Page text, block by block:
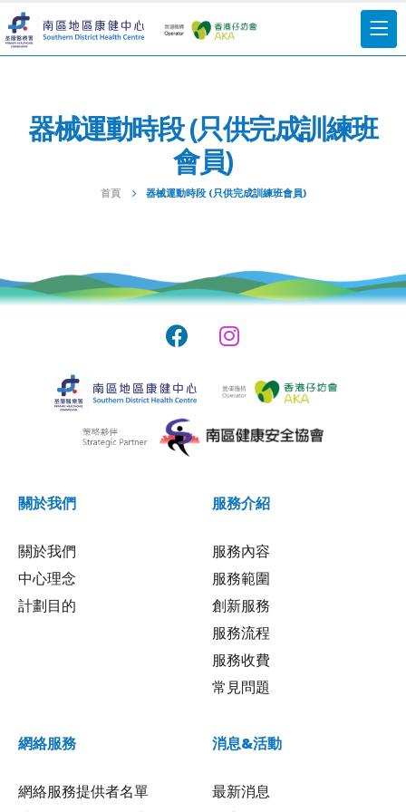
器械運動時段 (只供完成訓練班
會員)
首頁 器械運動時段 (只供完成訓練班會員)
關於我們
關於我們
中心理念
計劃目的
服務介紹
服務內容
服務範圍
創新服務
服務流程
服務收費
常見問題
網絡服務
網絡服務提供者名單
消息&活動
最新消息